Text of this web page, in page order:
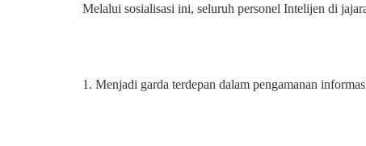
Melalui sosialisasi ini, seluruh personel Intelijen di
1. Menjadi garda terdepan dalam pengamanan